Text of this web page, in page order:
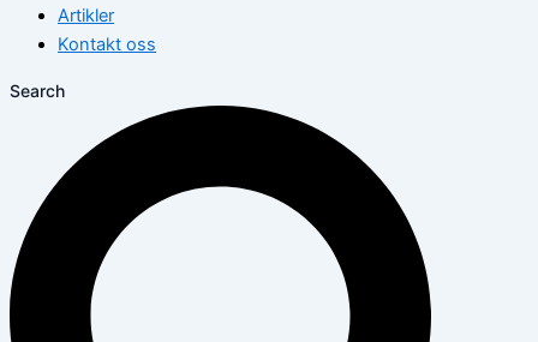
Artikler
Kontakt oss
Search